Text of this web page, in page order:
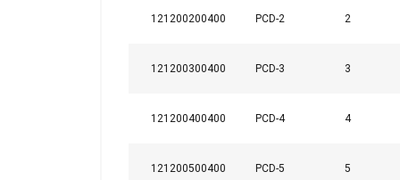
121200200400 PCD-2 2
121200300400 PCD-3 3
121200400400 PCD-4 4
121200500400 PCD-5 5
Ši svetainė
Naudojame
informacija
ją sujungti su
paslaugomis.
Būtinieji